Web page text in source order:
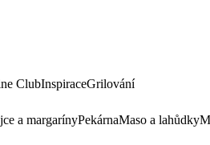
ClubInspiraceGrilování
a margarínyPekárnaMaso a lahůdky